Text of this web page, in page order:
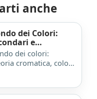
anche
dei Colori:
e
dei colori:
cromatica, colori
e
Scopri l'mporta…